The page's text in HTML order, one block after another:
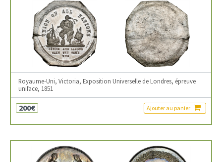
Royaume-Uni, Victoria, Exposition Universelle de Londres, épreuve
uniface, 1851
200€ Ajouter au panier